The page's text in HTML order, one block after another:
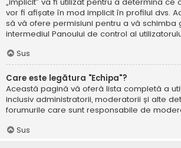
vor fi afișate în mod implicit în profilul dvs.
să vă ofere permisiuni pentru a vă schimba
intermediul Panoului de control al
Sus
Care este legătura "Echipa"?
Această pagină vă oferă lista completă a
inclusiv administratorii, moderatorii și alte
forumurile care sunt responsabile de
Sus